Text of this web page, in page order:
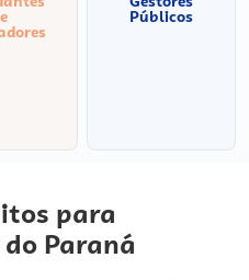
e Públicos
para
Paraná